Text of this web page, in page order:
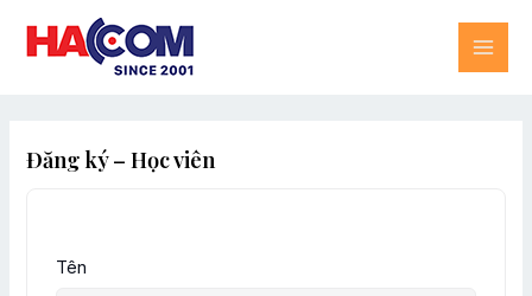
content
Đăng ký – Học viên
Tên